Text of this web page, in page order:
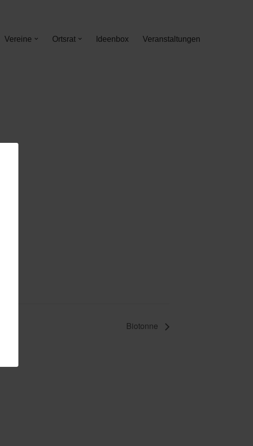
Vereine Ortsrat Ideenbox Veranstaltungen
Biotonne